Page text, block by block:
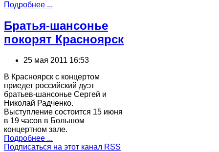
Подробнее ...
Братья-шансонье
покорят Красноярск
25 мая 2011 16:53
В Красноярск с концертом
приедет российский дуэт
братьев-шансонье Сергей и
Николай Радченко.
Выступление состоится 15 июня
в 19 часов в Большом
концертном зале.
Подробнее ...
Подписаться на этот канал RSS